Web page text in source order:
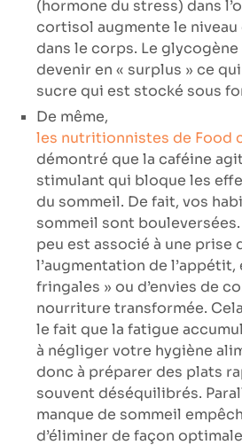
(hormone du stress) dans
cortisol augmente le niveau
dans le corps. Le
devenir en « surplus » ce
sucre qui est stocké sous
De même,
les nutritionnistes de Food
démontré que la caféine
stimulant qui bloque les
du sommeil. De fait, vos
sommeil sont
peu est associé à une prise
l’augmentation de l’appétit,
fringales » ou d’envies de
nourriture transformée.
le fait que la fatigue
à négliger votre hygiène
donc à préparer des plats
souvent déséquilibrés.
manque de sommeil
d’éliminer de façon